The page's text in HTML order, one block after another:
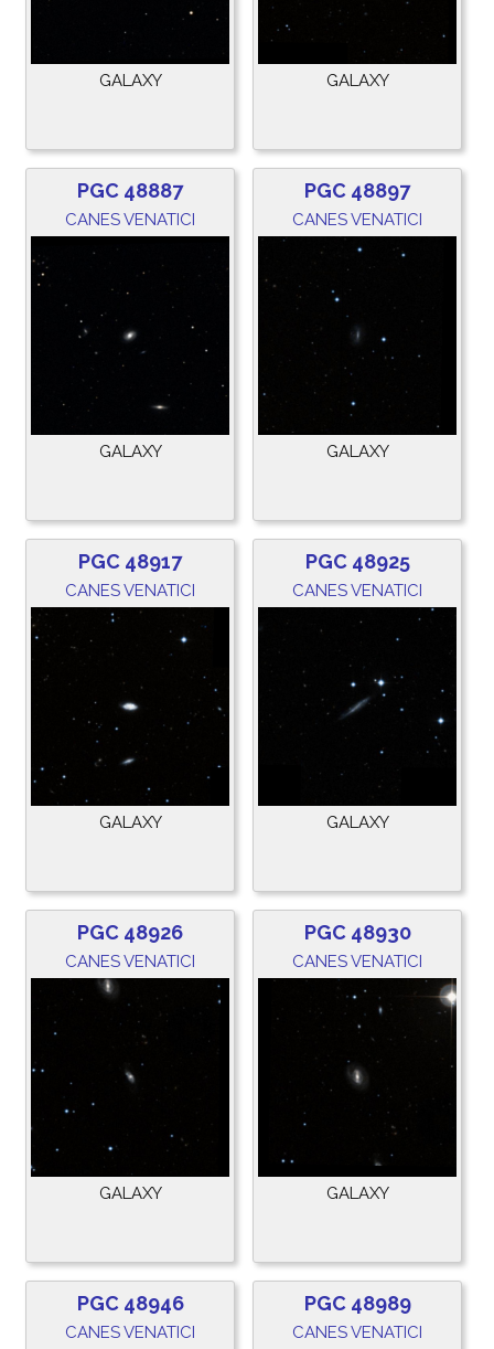
GALAXY GALAXY
PGC 48887
CANES VENATICI
GALAXY
PGC 48897
CANES VENATICI
GALAXY
PGC 48917
CANES VENATICI
GALAXY
PGC 48925
CANES VENATICI
GALAXY
PGC 48926
CANES VENATICI
GALAXY
PGC 48930
CANES VENATICI
GALAXY
PGC 48946
CANES VENATICI
PGC 48989
CANES VENATICI